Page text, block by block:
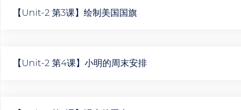
【Unit-2 第3课】绘制美国国旗
【Unit-2 第4课】小明的周末安排